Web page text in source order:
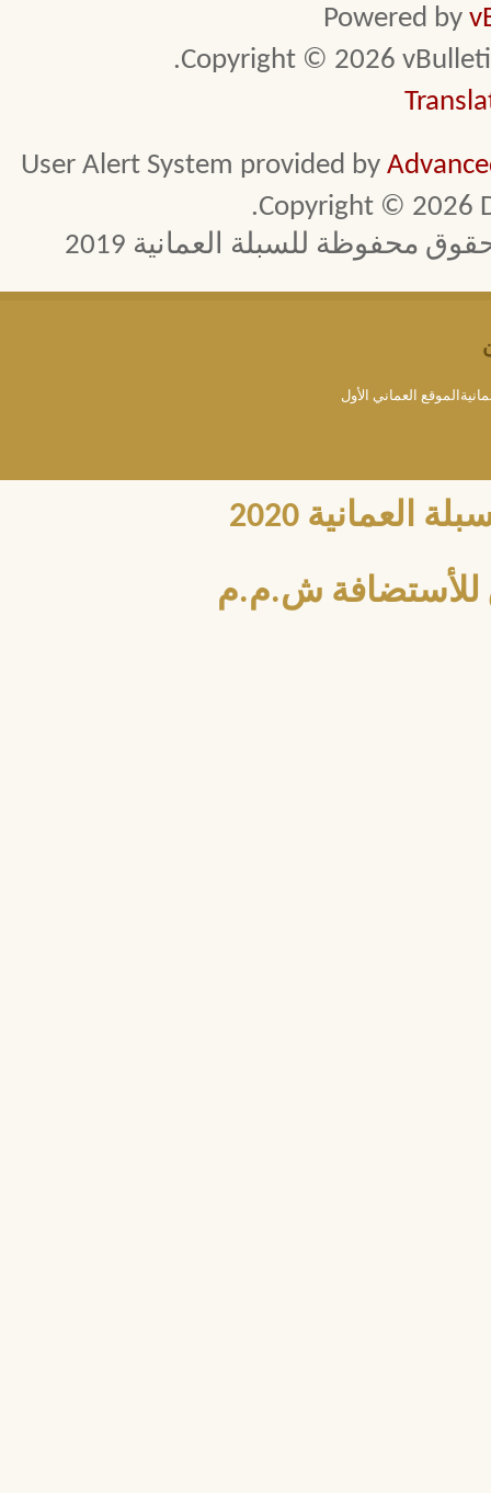
Powered by
Copyright © 2026
User Alert System provided by
Copyright © 2026
محفوظة للسبلة العمانية 2019
العماني الأول
2020
للأستضافة ش.م.م